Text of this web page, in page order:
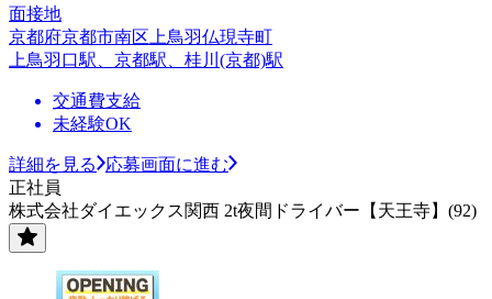
面接地
京都府京都市南区上鳥羽仏現寺町
上鳥羽口駅、京都駅、桂川(京都)駅
交通費支給
未経験OK
詳細を見る
応募画面に進む
正社員
株式会社ダイエックス関西 2t夜間ドライバー【天王寺】(92)